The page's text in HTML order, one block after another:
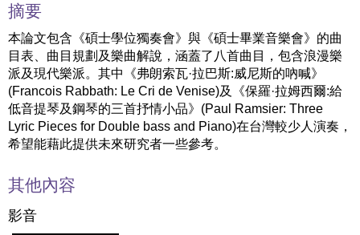
摘要
本論文包含《碩士學位獨奏會》與《碩士畢業音樂會》的曲
目表、曲目規劃及樂曲解說，涵蓋了八首曲目，包含浪漫樂
派及現代樂派。其中《弗朗索瓦·拉巴斯:威尼斯的吶喊》
(Francois Rabbath: Le Cri de Venise)及《保羅·拉姆西爾:給
低音提琴及鋼琴的三首抒情小品》(Paul Ramsier: Three
Lyric Pieces for Double bass and Piano)在台灣較少人演奏，
希望能藉此提供未來研究者一些參考。
其他內容
影音